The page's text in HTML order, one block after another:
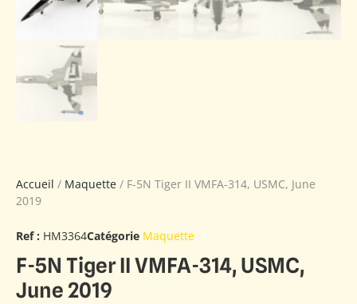
Accueil / Maquette / F-5N Tiger II VMFA-314, USMC, June
2019
Ref : HM3364Catégorie Maquette
F-5N Tiger II VMFA-314, USMC,
June 2019